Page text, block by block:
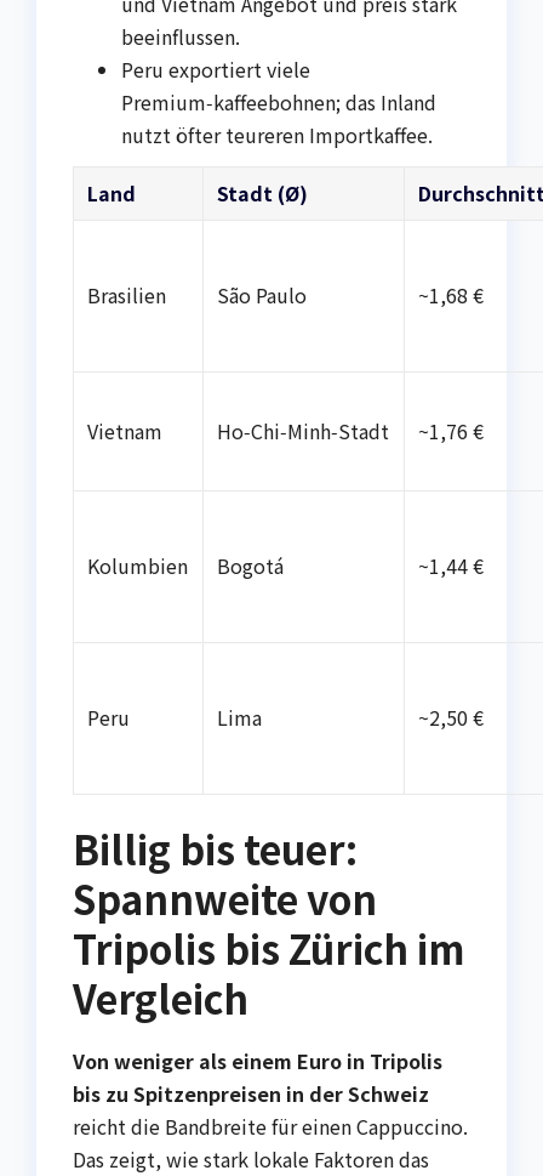
beeinflussen.
Peru exportiert viele
Premium‑kaffeebohnen; das Inland
nutzt öfter teureren Importkaffee.
Land Stadt (Ø)
Brasilien São Paulo ~1,68 €
Vietnam Ho‑Chi‑Minh‑Stadt ~1,76 €
Kolumbien Bogotá ~1,44 €
Peru Lima ~2,50 €
Billig bis teuer:
Spannweite von
Tripolis bis Zürich im
Vergleich
Von weniger als einem Euro in Tripolis
bis zu Spitzenpreisen in der Schweiz
reicht die Bandbreite für einen Cappuccino.
Das zeigt, wie stark lokale Faktoren das